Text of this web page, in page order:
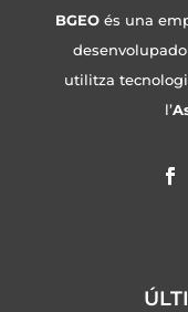
BGEOés una
utilitza
l’